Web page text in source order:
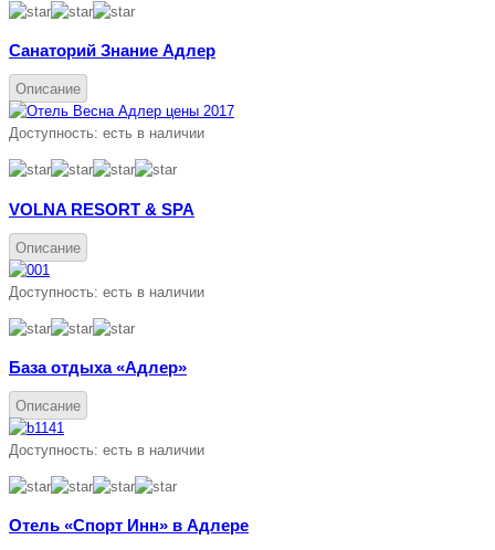
Санаторий Знание Адлер
Описание
Доступность: есть в наличии
VOLNA RESORT & SPA
Описание
Доступность: есть в наличии
База отдыха «Адлер»
Описание
Доступность: есть в наличии
Отель «Спорт Инн» в Адлере